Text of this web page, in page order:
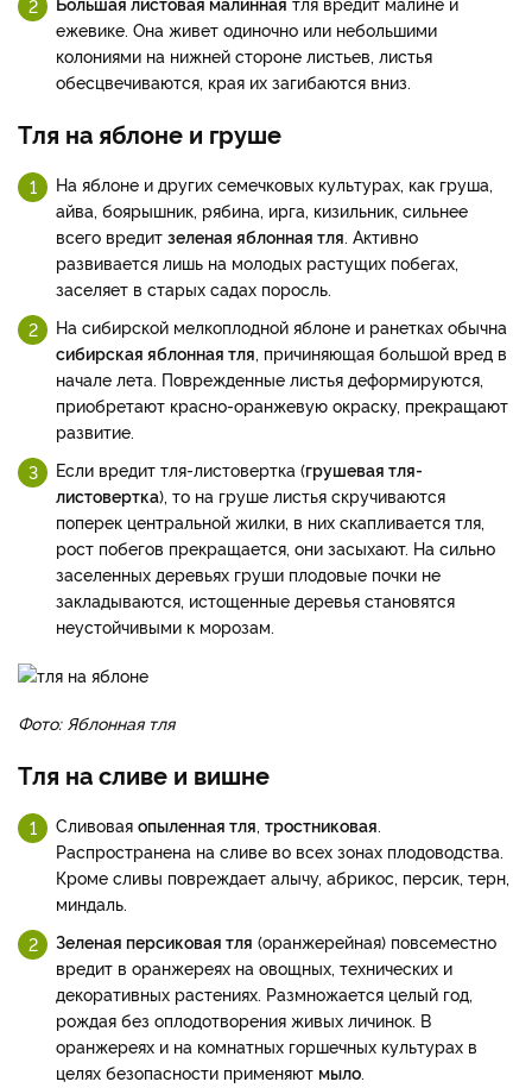
ежевике. Она живет одиночно или небольшими
колониями на нижней стороне листьев, листья
обесцвечиваются, края их загибаются вниз.
Тля на яблоне и груше
На яблоне и других семечковых культурах, как груша,
айва, боярышник, рябина, ирга, кизильник, сильнее
всего вредит зеленая яблонная тля . Активно
развивается лишь на молодых растущих побегах,
заселяет в старых садах поросль.
На сибирской мелкоплодной яблоне и ранетках обычна
сибирская яблонная тля , причиняющая большой вред в
начале лета. Поврежденные листья деформируются,
приобретают красно-оранжевую окраску, прекращают
развитие.
Если вредит тля-листовертка (грушевая тля-
листовертка), то на груше листья скручиваются
поперек центральной жилки, в них скапливается тля,
рост побегов прекращается, они засыхают. На сильно
заселенных деревьях груши плодовые почки не
закладываются, истощенные деревья становятся
неустойчивыми к морозам.
Фото: Яблонная тля
Тля на сливе и вишне
Сливовая опыленная тля тростниковая
Распространена на сливе во всех зонах плодоводства.
Кроме сливы повреждает алычу, абрикос, персик, терн,
миндаль.
Зеленая персиковая тля (оранжерейная) повсеместно
вредит в оранжереях на овощных, технических и
декоративных растениях. Размножается целый год,
рождая без оплодотворения живых личинок. В
оранжереях и на комнатных горшечных культурах в
целях безопасности применяют мыло